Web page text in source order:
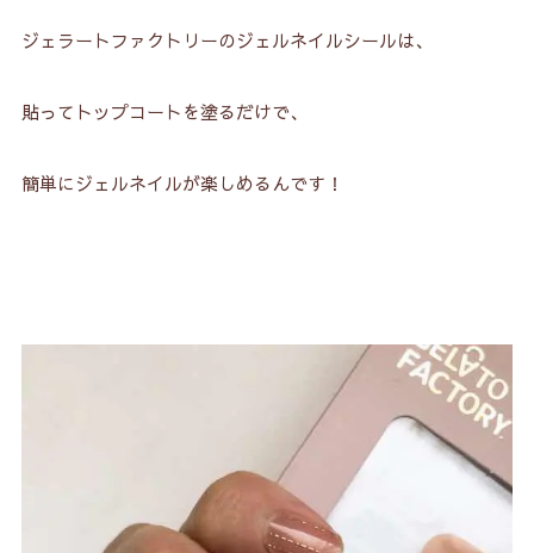
ジェラートファクトリーのジェルネイルシールは、
貼ってトップコートを塗るだけで、
簡単にジェルネイルが楽しめるんです！